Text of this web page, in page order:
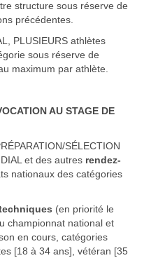
structure sous réserve de
précédentes.
PLUSIEURS athlètes
sous réserve de
maximum par athlète.
AU STAGE DE
SÉLECTION
et des autres rendez-
nationaux des catégories
(en priorité le
championnat national et
en cours, catégories
[18 à 34 ans], vétéran [35